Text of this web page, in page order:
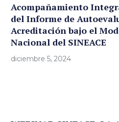
Acompañamiento
del Informe de
Acreditación bajo el
Nacional del SINEACE
diciembre 5, 2024